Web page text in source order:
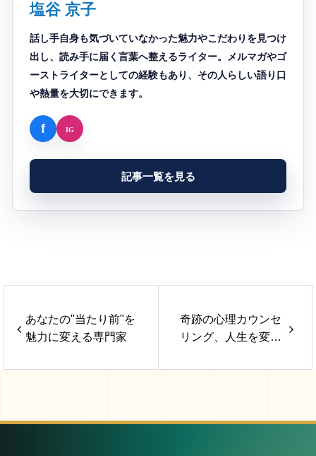
塩谷 京子
話し手自身も気づいていなかった魅力やこだわりを見つけ
出し、読み手に届く言葉へ整えるライター。メルマガやゴ
ーストライターとしての経験もあり、その人らしい語り口
や熱量を大切にできます。
記事一覧を見る
あなたの"当たり前"を
魅力に変える専門家
奇跡の心理カウンセ
リング、人生を変え
はあなたに 宮内健